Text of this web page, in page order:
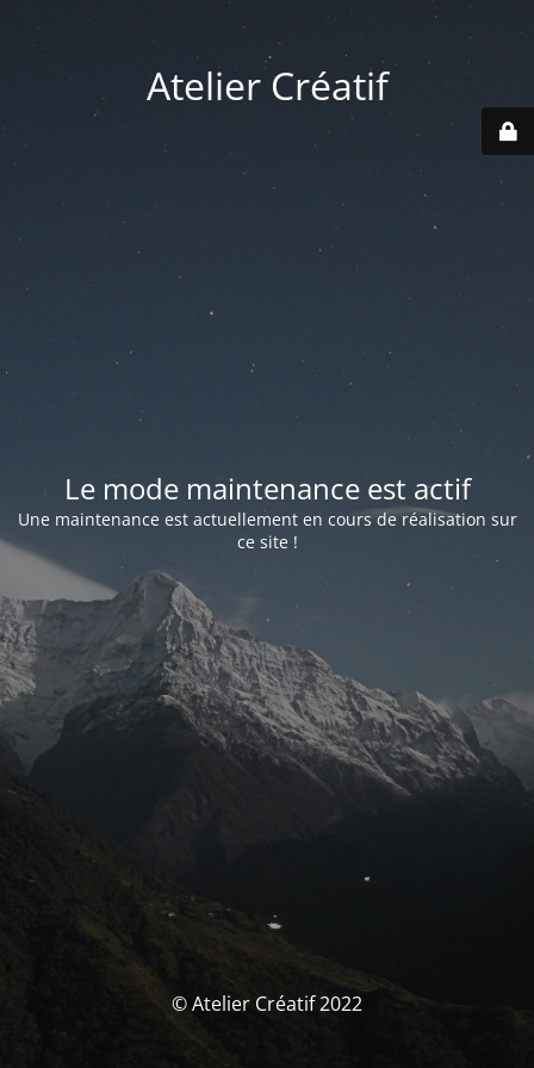
Atelier Créatif
Le mode maintenance est actif
Une maintenance est actuellement en cours de réalisation sur
ce site !
© Atelier Créatif 2022